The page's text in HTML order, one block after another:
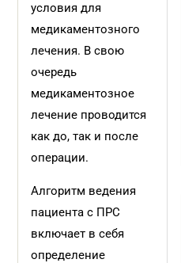
условия для
медикаментозного
лечения. В свою
очередь
медикаментозное
лечение проводится
как до, так и после
операции.
Алгоритм ведения
пациента с ПРС
включает в себя
определение